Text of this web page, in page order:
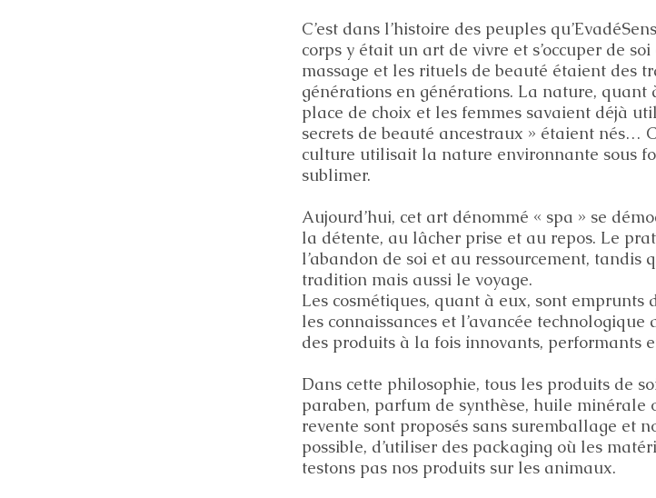
C’est dans l’histoire des peuples
corps y était un art de vivre et s’occuper de
massage et les rituels de beauté étaient des
générations en générations. La nature, quant
place de choix et les femmes savaient déjà
secrets de beauté ancestraux » étaient nés…
culture utilisait la nature environnante sous
sublimer.
Aujourd’hui, cet art dénommé « spa » se
la détente, au lâcher prise et au repos. Le
l’abandon de soi et au ressourcement,
tradition mais aussi le voyage.
Les cosmétiques, quant à eux, sont emprunts
les connaissances et l’avancée
des produits à la fois innovants, performants
Dans cette philosophie, tous les produits de
paraben, parfum de synthèse, huile minérale
revente sont proposés sans suremballage et
possible, d’utiliser des packaging où les
testons pas nos produits sur les animaux.